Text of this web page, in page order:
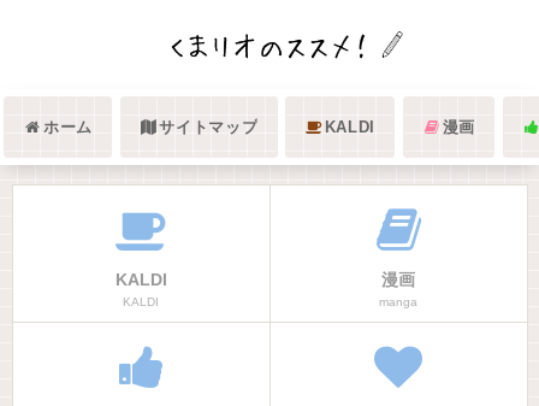
ホーム サイトマップ KALDI 漫画
KALDI
KALDI
漫画
manga